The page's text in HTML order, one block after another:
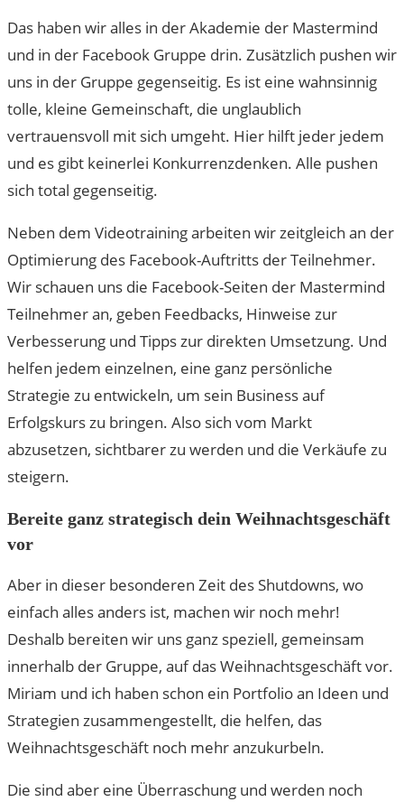
Das haben wir alles in der Akademie der Mastermind
und in der Facebook Gruppe drin. Zusätzlich pushen wir
uns in der Gruppe gegenseitig. Es ist eine wahnsinnig
tolle, kleine Gemeinschaft, die unglaublich
vertrauensvoll mit sich umgeht. Hier hilft jeder jedem
und es gibt keinerlei Konkurrenzdenken. Alle pushen
sich total gegenseitig.
Neben dem Videotraining arbeiten wir zeitgleich an der
Optimierung des Facebook-Auftritts der Teilnehmer.
Wir schauen uns die Facebook-Seiten der Mastermind
Teilnehmer an, geben Feedbacks, Hinweise zur
Verbesserung und Tipps zur direkten Umsetzung. Und
helfen jedem einzelnen, eine ganz persönliche
Strategie zu entwickeln, um sein Business auf
Erfolgskurs zu bringen. Also sich vom Markt
abzusetzen, sichtbarer zu werden und die Verkäufe zu
steigern.
Bereite ganz strategisch dein Weihnachtsgeschäft
vor
Aber in dieser besonderen Zeit des Shutdowns, wo
einfach alles anders ist, machen wir noch mehr!
Deshalb bereiten wir uns ganz speziell, gemeinsam
innerhalb der Gruppe, auf das Weihnachtsgeschäft vor.
Miriam und ich haben schon ein Portfolio an Ideen und
Strategien zusammengestellt, die helfen, das
Weihnachtsgeschäft noch mehr anzukurbeln.
Die sind aber eine Überraschung und werden noch